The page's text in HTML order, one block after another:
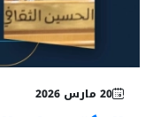
20 مارس 2026